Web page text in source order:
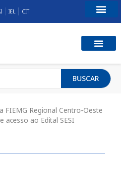
IEL CIT
BUSCAR
FIEMG Regional Centro-Oeste
acesso ao Edital SESI